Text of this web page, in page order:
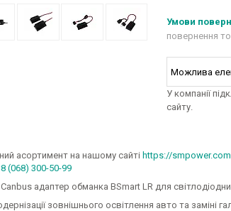
повернення
У компанії
сайту.
асортимент на нашому сайті https://
(068) 300-50-99
адаптер обманка BSmart LR для
зовнішнього освітлення авто та заміні